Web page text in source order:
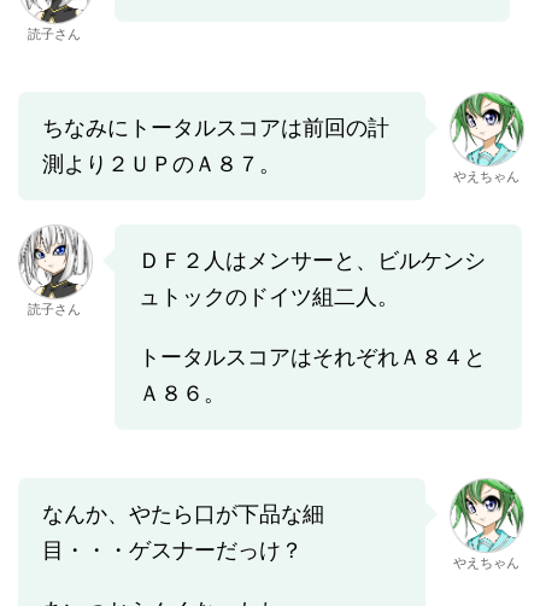
読子さん
ちなみにトータルスコアは前回の計
測より２ＵＰのＡ８７。
やえちゃん
読子さん
ＤＦ２人はメンサーと、ビルケンシ
ュトックのドイツ組二人。
トータルスコアはそれぞれＡ８４と
Ａ８６。
なんか、やたら口が下品な細
目・・・ゲスナーだっけ？
やえちゃん